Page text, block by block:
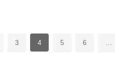
3 4 5 6 …